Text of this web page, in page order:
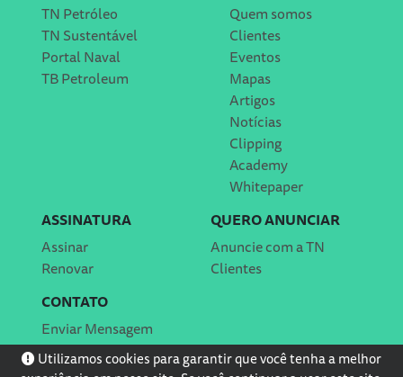
TN Petróleo
TN Sustentável
Portal Naval
TB Petroleum
Quem somos
Clientes
Eventos
Mapas
Artigos
Notícias
Clipping
Academy
Whitepaper
ASSINATURA
Assinar
Renovar
QUERO ANUNCIAR
Anuncie com a TN
Clientes
CONTATO
Enviar Mensagem
Localização
Utilizamos cookies para garantir que você tenha a melhor